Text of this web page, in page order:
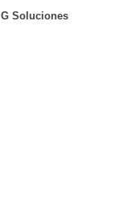
G Soluciones